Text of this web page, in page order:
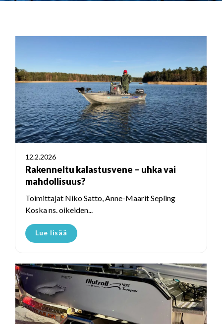
12.2.2026
Rakenneltu kalastusvene – uhka vai
mahdollisuus?
Toimittajat Niko Satto, Anne-Maarit Sepling
Koska ns. oikeiden...
Lue lisää